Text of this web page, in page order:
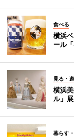
食べる
横浜
ール
見る・
横浜
ル」
暮らす